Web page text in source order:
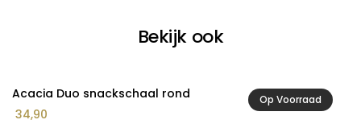
Bekijk ook
Op Voorraad
Acacia Duo snackschaal rond
34,90